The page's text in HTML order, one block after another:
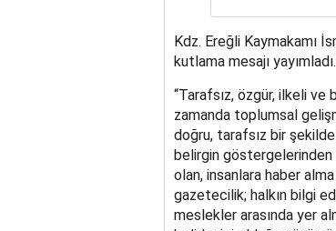
Kdz. Ereğli Kaymakamı
kutlama mesajı
“Tarafsız, özgür, ilkeli ve
zamanda toplumsal
doğru, tarafsız bir
belirgin göstergelerinden
olan, insanlara haber
gazetecilik; halkın bilgi
meslekler arasında yer